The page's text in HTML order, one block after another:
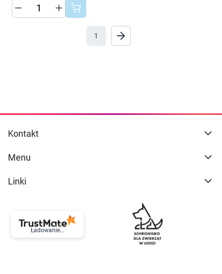
1
Kontakt
Menu
Linki
Ładowanie...